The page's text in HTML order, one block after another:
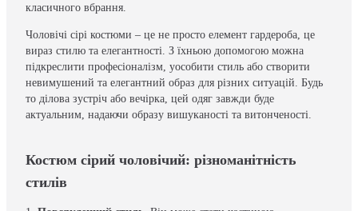
класичного вбрання.
Чоловічі сірі костюми – це не просто елемент гардероба, це
вираз стилю та елегантності. З їхньою допомогою можна
підкреслити професіоналізм, уособити стиль або створити
невимушений та елегантний образ для різних ситуацій. Будь
то ділова зустріч або вечірка, цей одяг завжди буде
актуальним, надаючи образу вишуканості та витонченості.
Костюм сірий чоловічий: різноманітність
стилів